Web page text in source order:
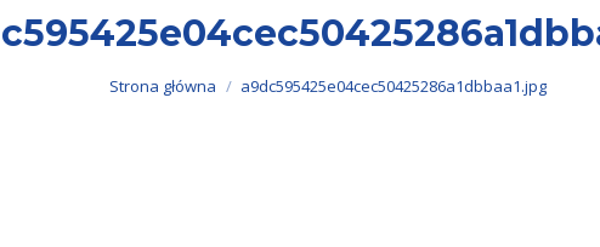
Jesteś tutaj:
Strona główna a9dc595425e04cec50425286a1dbbaa1.jpg